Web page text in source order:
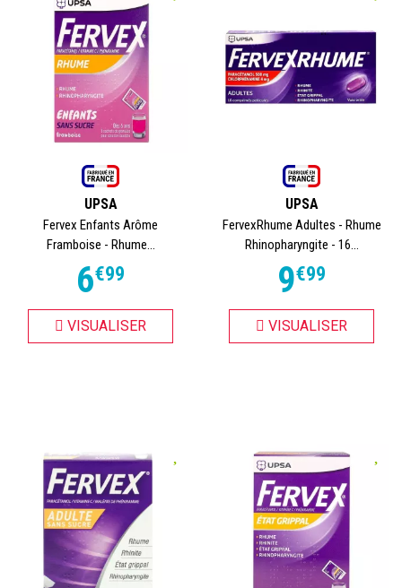
UPSA
Fervex Enfants Arôme
Framboise - Rhume...
6€99
VISUALISER
UPSA
FervexRhume Adultes - Rhume
Rhinopharyngite - 16...
9€99
VISUALISER